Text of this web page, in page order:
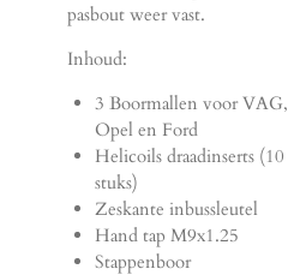
pasbout weer vast.
Inhoud:
3 Boormallen voor VAG,
Opel en Ford
Helicoils draadinserts (10
stuks)
Zeskante inbussleutel
Hand tap M9x1.25
Stappenboor